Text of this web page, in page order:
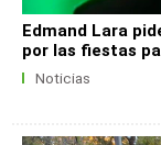
Edmand Lara
por las fiestas
Noticias